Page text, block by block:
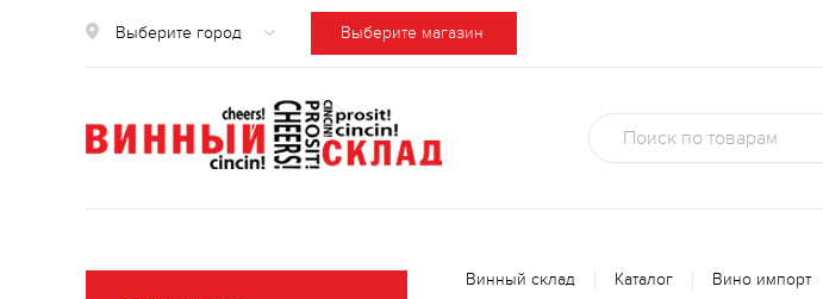
Выберите город Выберите магазин
Винный склад Каталог Вино импорт